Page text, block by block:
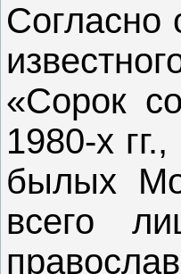
Согласно
«Сорок
1980-х
былых
всего